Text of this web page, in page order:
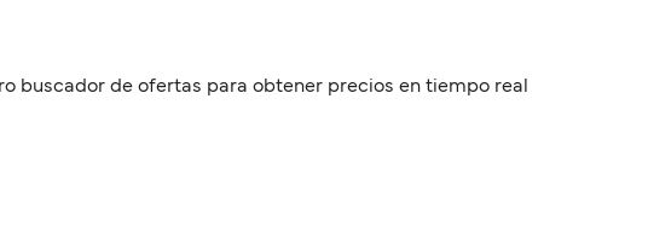
buscador de ofertas para obtener precios en tiempo real